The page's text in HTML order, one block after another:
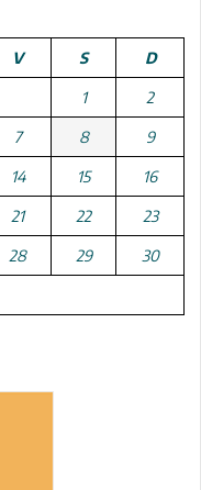
V S D
1 2
7 8 9
14 15 16
21 22 23
28 29 30